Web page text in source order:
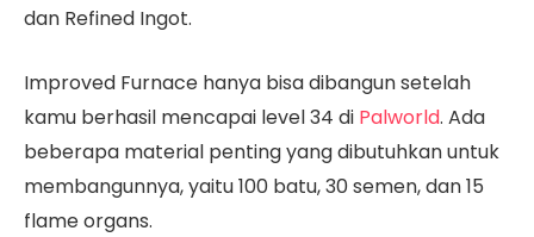
dan Refined Ingot.
Improved Furnace hanya bisa dibangun setelah
kamu berhasil mencapai level 34 di Palworld. Ada
beberapa material penting yang dibutuhkan untuk
membangunnya, yaitu 100 batu, 30 semen, dan 15
flame organs.